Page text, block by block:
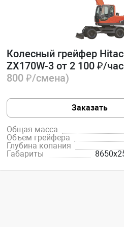
Колесный грейфер
ZX170W-3 от 2 100 ₽/час
800 ₽/смена)
Заказать
Общая масса
Объем грейфера
Глубина копания
Габариты